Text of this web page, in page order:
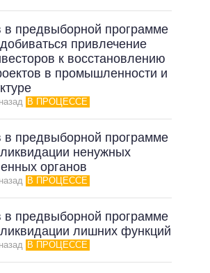
в предвыборной программе
привлечение
к восстановлению
в промышленности и
В ПРОЦЕССЕ
в предвыборной программе
ненужных
органов
В ПРОЦЕССЕ
в предвыборной программе
лишних функций
В ПРОЦЕССЕ